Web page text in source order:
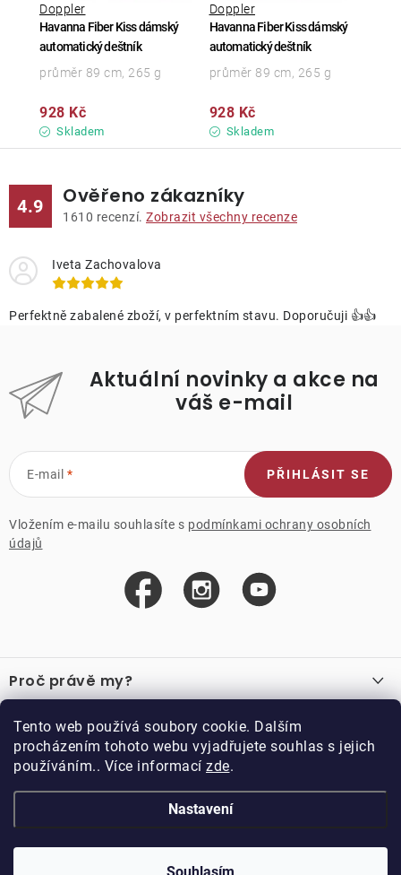
Tento web používá soubory cookie. Dalším
procházením tohoto webu vyjadřujete souhlas s jejich
používáním.. Více informací zde.
Nastavení
Havanna Fiber Kiss dámský
automatický deštník
Doppler
Skladem
928 Kč
průměr 89 cm, 265 g
Havanna Fiber Kiss dámský
automatický deštník
Doppler
Skladem
928 Kč
průměr 89 cm, 265 g
4.9 Ověřeno zákazníky
1610 recenzí. Zobrazit všechny recenze
Iveta Zachovalova
Perfektně zabalené zboží, v perfektním stavu. Doporučuji 👍👍
Aktuální novinky a akce na
váš e-mail
E-mail
Vložením e-mailu souhlasíte s podmínkami ochrany osobních
údajů
PŘIHLÁSIT SE
á
p
a
Proč právě my?
Recenze
Důležité odkazy
Velkoobchod
Vzorková prodejna
Kariéra
Blog
O nákupu
Obchodní podmínky
Podmínky věrnostního programu
Doppler CZ spol. s.r.o.,
DOPPLER CZ spol. s r.o.. Všechna práva vyhrazena.